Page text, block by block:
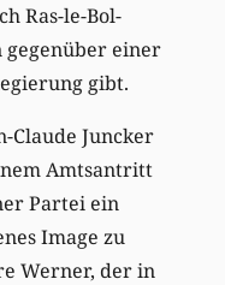
Ras-le-Bol-
gegenüber einer
gibt.
Claude Juncker
Amtsantritt
Partei ein
Image zu
Werner, der in